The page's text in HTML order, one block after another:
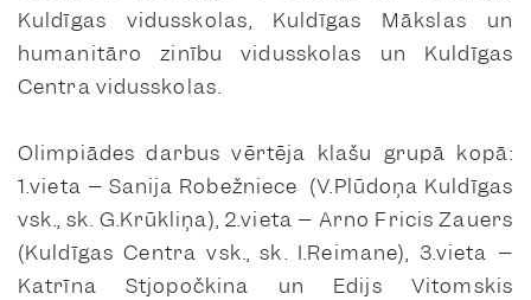
Kuldīgas vidusskolas, Kuldīgas Mākslas un
humanitāro zinību vidusskolas un Kuldīgas
Centra vidusskolas.
Olimpiādes darbus vērtēja klašu grupā kopā:
1.vieta – Sanija Robežniece (V.Plūdoņa Kuldīgas
vsk., sk. G.Krūkliņa), 2.vieta – Arno Fricis Zauers
(Kuldīgas Centra vsk., sk. I.Reimane), 3.vieta –
Katrīna Stjopočkina un Edijs Vitomskis